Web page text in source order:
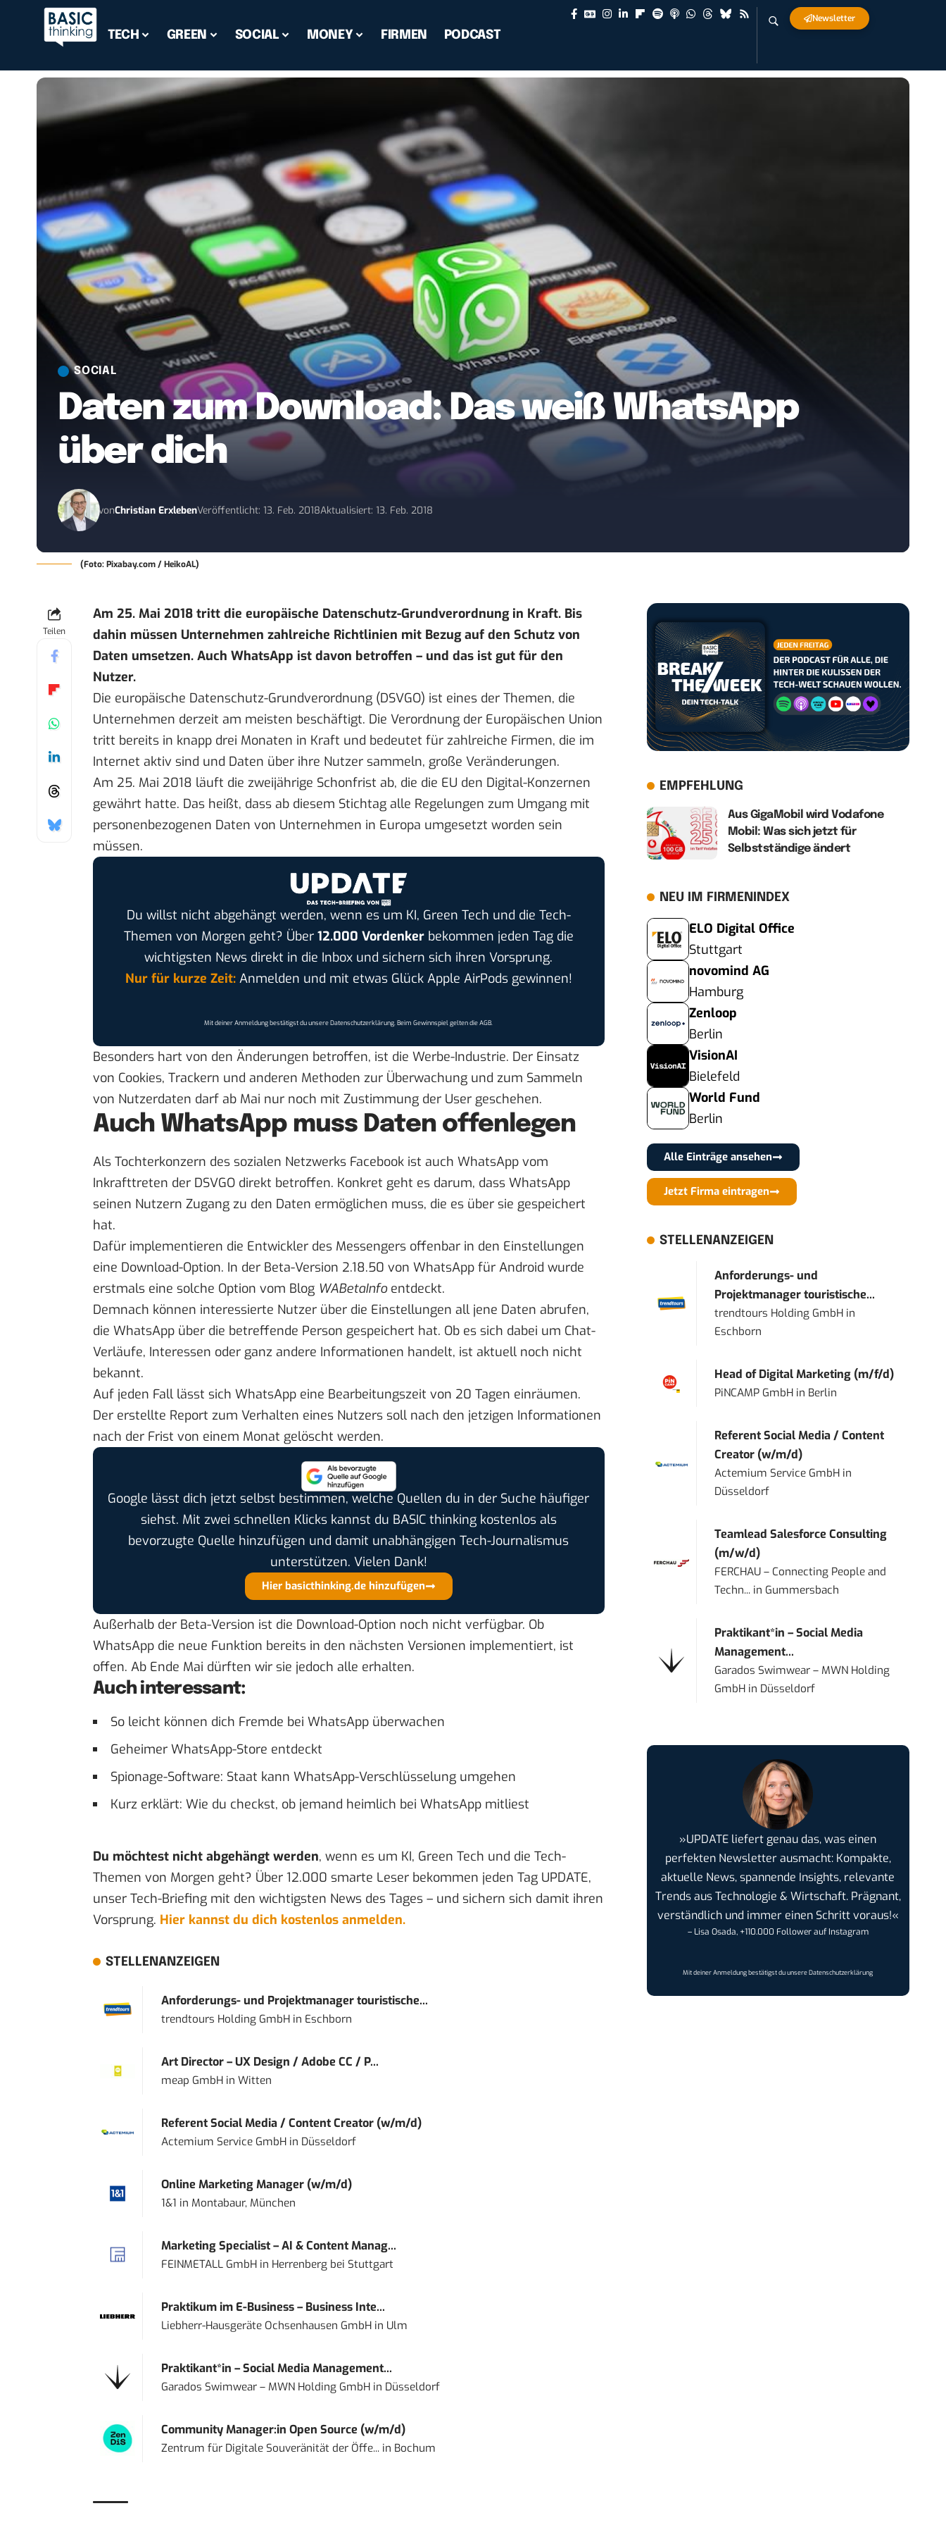
TECH GREEN SOCIAL MONEY FIRMEN PODCAST
Newsletter
SOCIAL
Daten zum Download: Das weiß WhatsApp
über dich
vonChristian ErxlebenVeröffentlicht: 13. Feb. 2018Aktualisiert: 13. Feb. 2018
(Foto: Pixabay.com / HeikoAL)
Teilen
Am 25. Mai 2018 tritt die europäische Datenschutz-Grundverordnung in Kraft. Bis
dahin müssen Unternehmen zahlreiche Richtlinien mit Bezug auf den Schutz von
Daten umsetzen. Auch WhatsApp ist davon betroffen – und das ist gut für den
Nutzer.
Die europäische Datenschutz-Grundverordnung (DSVGO) ist eines der Themen, die
Unternehmen derzeit am meisten beschäftigt. Die Verordnung der Europäischen Union
tritt bereits in knapp drei Monaten in Kraft und bedeutet für zahlreiche Firmen, die im
Internet aktiv sind und Daten über ihre Nutzer sammeln, große Veränderungen.
Am 25. Mai 2018 läuft die zweijährige Schonfrist ab, die die EU den Digital-Konzernen
gewährt hatte. Das heißt, dass ab diesem Stichtag alle Regelungen zum Umgang mit
personenbezogenen Daten von Unternehmen in Europa umgesetzt worden sein
müssen.
Du willst nicht abgehängt werden, wenn es um KI, Green Tech und die Tech-
Themen von Morgen geht? Über 12.000 Vordenkerbekommen jeden Tag die
wichtigsten News direkt in die Inbox und sichern sich ihren Vorsprung.
Nur für kurze Zeit:Anmelden und mit etwas Glück Apple AirPods gewinnen!
Mit deiner Anmeldung bestätigst du unsereDatenschutzerklärung. Beim Gewinnspiel gelten dieAGB.
Besonders hart von den Änderungen betroffen, ist die Werbe-Industrie. Der Einsatz
von Cookies, Trackern und anderen Methoden zur Überwachung und zum Sammeln
von Nutzerdaten darf ab Mai nur noch mit Zustimmung der User geschehen.
Auch WhatsApp muss Daten offenlegen
Als Tochterkonzern des sozialen Netzwerks Facebook ist auch WhatsApp vom
Inkrafttreten der DSVGO direkt betroffen. Konkret geht es darum, dass WhatsApp
seinen Nutzern Zugang zu den Daten ermöglichen muss, die es über sie gespeichert
hat.
Dafür implementieren die Entwickler des Messengers offenbar in den Einstellungen
eine Download-Option. In der Beta-Version 2.18.50 von WhatsApp für Android wurde
erstmals eine solche Option vom Blog WABetaInfoentdeckt.
Demnach können interessierte Nutzer über die Einstellungen all jene Daten abrufen,
die WhatsApp über die betreffende Person gespeichert hat. Ob es sich dabei um Chat-
Verläufe, Interessen oder ganz andere Informationen handelt, ist aktuell noch nicht
bekannt.
Auf jeden Fall lässt sich WhatsApp eine Bearbeitungszeit von 20 Tagen einräumen.
Der erstellte Report zum Verhalten eines Nutzers soll nach den jetzigen Informationen
nach der Frist von einem Monat gelöscht werden.
Google lässt dich jetzt selbst bestimmen, welche Quellen du in der Suche häufiger
siehst. Mit zwei schnellen Klicks kannst du BASIC thinking kostenlos als
bevorzugte Quelle hinzufügen und damit unabhängigen Tech-Journalismus
unterstützen. Vielen Dank!
Hier basicthinking.de hinzufügen
Außerhalb der Beta-Version ist die Download-Option noch nicht verfügbar. Ob
WhatsApp die neue Funktion bereits in den nächsten Versionen implementiert, ist
offen. Ab Ende Mai dürften wir sie jedoch alle erhalten.
Auch interessant:
So leicht können dich Fremde bei WhatsApp überwachen
Geheimer WhatsApp-Store entdeckt
Spionage-Software: Staat kann WhatsApp-Verschlüsselung umgehen
Kurz erklärt: Wie du checkst, ob jemand heimlich bei WhatsApp mitliest
Du möchtest nicht abgehängt werden, wenn es um KI, Green Tech und die Tech-
Themen von Morgen geht? Über 12.000 smarte Leser bekommen jeden Tag UPDATE,
unser Tech-Briefing mit den wichtigsten News des Tages – und sichern sich damit ihren
Vorsprung. Hier kannst du dich kostenlos anmelden.
STELLENANZEIGEN
Anforderungs- und Projektmanager touristische...
trendtours Holding GmbHin Eschborn
Art Director – UX Design / Adobe CC / P...
meap GmbHin Witten
Referent Social Media / Content Creator (w/m/d)
Actemium Service GmbHin Düsseldorf
Online Marketing Manager (w/m/d)
1&1 in Montabaur, München
Marketing Specialist – AI & Content Manag...
FEINMETALL GmbHin Herrenberg bei Stuttgart
Praktikum im E-Business – Business Inte...
Liebherr-Hausgeräte Ochsenhausen GmbHin Ulm
Praktikant*in – Social Media Management...
Garados Swimwear – MWN Holding GmbHin Düsseldorf
Community Manager:in Open Source (w/m/d)
Zentrum für Digitale Souveränität der Öffe...in Bochum
EMPFEHLUNG
Aus GigaMobil wird Vodafone
Mobil: Was sich jetzt für
Selbstständige ändert
NEU IM FIRMENINDEX
ELO Digital Office
Stuttgart
novomind AG
Hamburg
Zenloop
Berlin
VisionAI
Bielefeld
World Fund
Berlin
Alle Einträge ansehen
Jetzt Firma eintragen
STELLENANZEIGEN
Anforderungs- und
Projektmanager touristische...
trendtours Holding GmbH in
Eschborn
Head of Digital Marketing (m/f/d)
PiNCAMP GmbH in Berlin
Referent Social Media / Content
Creator (w/m/d)
Actemium Service GmbH in
Düsseldorf
Teamlead Salesforce Consulting
(m/w/d)
FERCHAU – Connecting People and
Techn... in Gummersbach
Praktikant*in – Social Media
Management...
Garados Swimwear – MWN Holding
GmbH in Düsseldorf
»UPDATE liefert genau das, was einen
perfekten Newsletter ausmacht: Kompakte,
aktuelle News, spannende Insights, relevante
Trends aus Technologie & Wirtschaft. Prägnant,
verständlich und immer einen Schritt voraus!«
– Lisa Osada, +110.000 Follower auf Instagram
Mit deiner Anmeldung bestätigst du unsereDatenschutzerklärung